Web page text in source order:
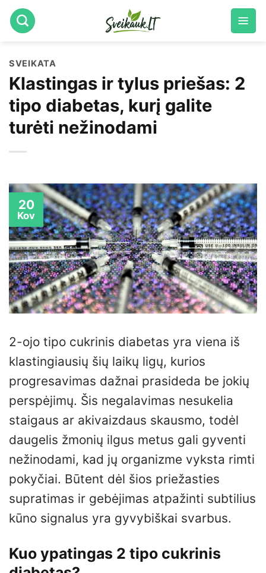
Skip
to
SVEIKATA
Klastingas ir tylus priešas: 2
tipo diabetas, kurį galite
turėti nežinodami
20
Kov
2-ojo tipo cukrinis diabetas yra viena iš
klastingiausių šių laikų ligų, kurios
progresavimas dažnai prasideda be jokių
perspėjimų. Šis negalavimas nesukelia
staigaus ar akivaizdaus skausmo, todėl
daugelis žmonių ilgus metus gali gyventi
nežinodami, kad jų organizme vyksta rimti
pokyčiai. Būtent dėl šios priežasties
supratimas ir gebėjimas atpažinti subtilius
kūno signalus yra gyvybiškai svarbus.
Kuo ypatingas 2 tipo cukrinis